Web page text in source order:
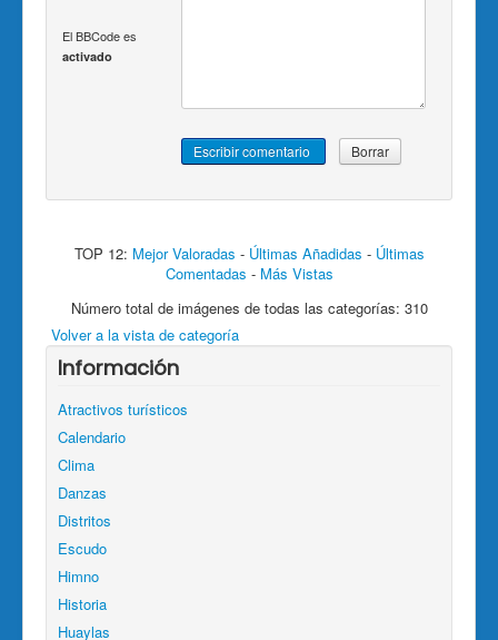
El BBCode es
activado
TOP 12: Mejor Valoradas - Últimas Añadidas - Últimas
Comentadas - Más Vistas
Número total de imágenes de todas las categorías: 310
Volver a la vista de categoría
Información
Atractivos turísticos
Calendario
Clima
Danzas
Distritos
Escudo
Himno
Historia
Huaylas